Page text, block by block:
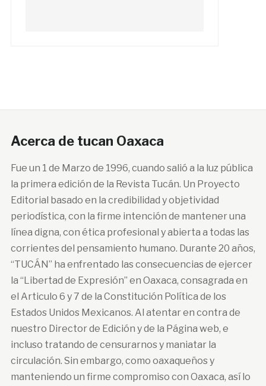
Acerca de tucan Oaxaca
Fue un 1 de Marzo de 1996, cuando salió a la luz pública
la primera edición de la Revista Tucán. Un Proyecto
Editorial basado en la credibilidad y objetividad
periodística, con la firme intención de mantener una
línea digna, con ética profesional y abierta a todas las
corrientes del pensamiento humano. Durante 20 años,
“TUCÁN” ha enfrentado las consecuencias de ejercer
la “Libertad de Expresión” en Oaxaca, consagrada en
el Articulo 6 y 7 de la Constitución Política de los
Estados Unidos Mexicanos. Al atentar en contra de
nuestro Director de Edición y de la Página web, e
incluso tratando de censurarnos y maniatar la
circulación. Sin embargo, como oaxaqueños y
manteniendo un firme compromiso con Oaxaca, así lo